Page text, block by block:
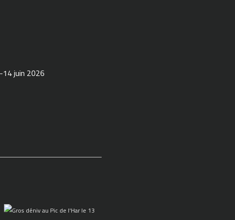
14 juin 2026